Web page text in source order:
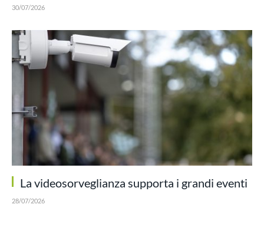
30/07/2026
La videosorveglianza supporta i grandi eventi
28/07/2026